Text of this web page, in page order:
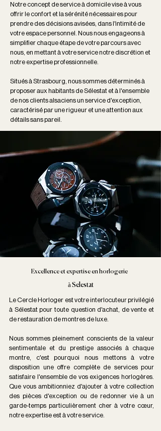
Notre concept de service à domicile vise à vous
offrir le confort et la sérénité nécessaires pour
prendre des décisions avisées, dans l'intimité de
votre espace personnel. Nous nous engageons à
simplifier chaque étape de votre parcours avec
nous, en mettant à votre service notre discrétion et
notre expertise professionnelle.
Situés à Strasbourg, nous sommes déterminés à
proposer aux habitants de Sélestat et à l'ensemble
de nos clients alsaciens un service d'exception,
caractérisé par une rigueur et une attention aux
détails sans pareil.
Excellence et expertise en horlogerie
à Selestat
Le Cercle Horloger est votre interlocuteur privilégié
à Sélestat pour toute question d'achat, de vente et
de restauration de montres de luxe.
Nous sommes pleinement conscients de la valeur
sentimentale et du prestige associés à chaque
montre, c'est pourquoi nous mettons à votre
disposition une offre complète de services pour
satisfaire l'ensemble de vos exigences horlogères.
Que vous ambitionniez d'ajouter à votre collection
des pièces d'exception ou de redonner vie à un
garde-temps particulièrement cher à votre cœur,
notre expertise est à votre service.